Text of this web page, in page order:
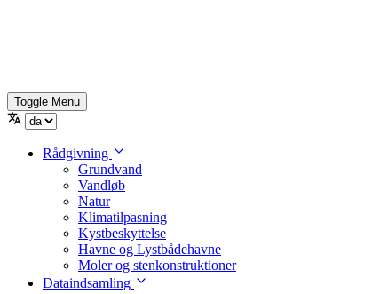
Toggle Menu
Rådgivning
Grundvand
Vandløb
Natur
Klimatilpasning
Kystbeskyttelse
Havne og Lystbådehavne
Moler og stenkonstruktioner
Dataindsamling